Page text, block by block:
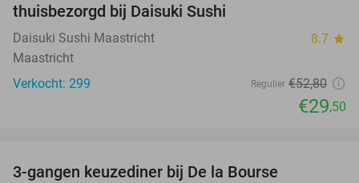
thuisbezorgd bij Daisuki Sushi
Daisuki Sushi Maastricht 8.7 star
Maastricht
Verkocht: 299
Regulier €52,80
€29,50
3-gangen keuzediner bij De la Bourse